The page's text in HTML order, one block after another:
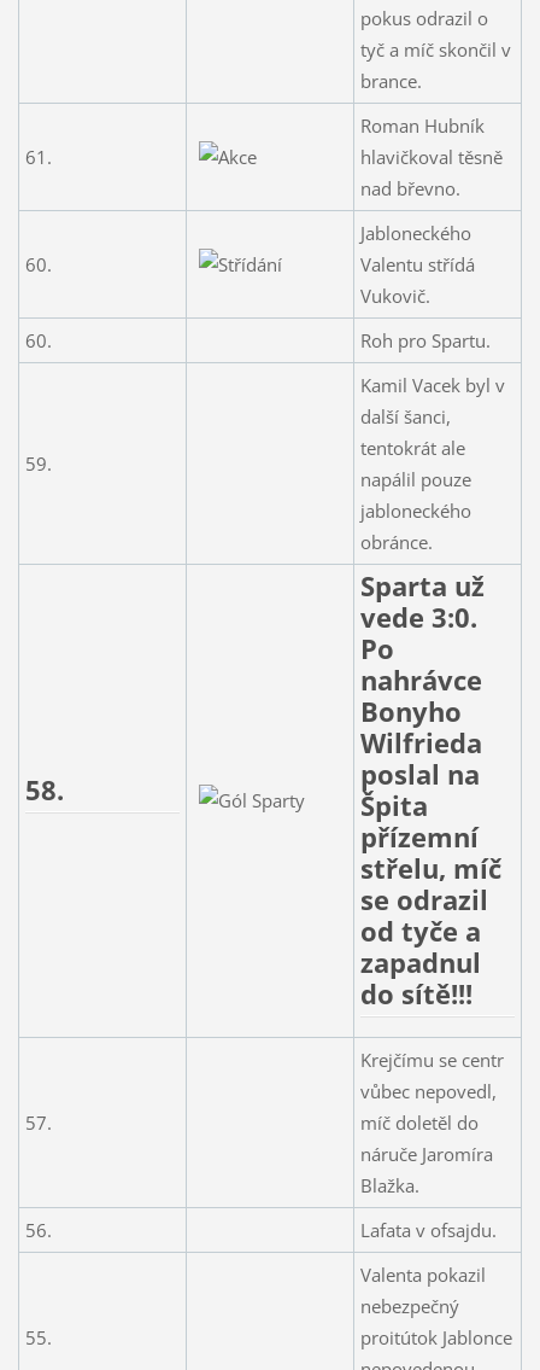
pokus odrazil o
tyč a míč skončil v
brance.
61.
Roman Hubník
hlavičkoval těsně
nad břevno.
60.
Jabloneckého
Valentu střídá
Vukovič.
60.
Roh pro Spartu.
59.
Kamil Vacek byl v
další šanci,
tentokrát ale
napálil pouze
jabloneckého
obránce.
58.
Sparta už
vede 3:0.
Po
nahrávce
Bonyho
Wilfrieda
poslal na
Špita
přízemní
střelu, míč
se odrazil
od tyče a
zapadnul
do sítě!!!
57.
Krejčímu se centr
vůbec nepovedl,
míč doletěl do
náruče Jaromíra
Blažka.
56.
Lafata v ofsajdu.
55.
Valenta pokazil
nebezpečný
proitútok Jablonce